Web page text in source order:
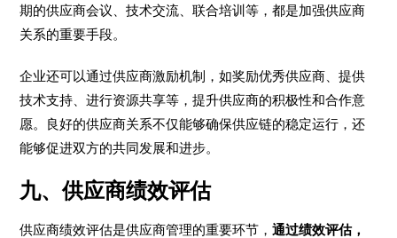
期的供应商会议、技术交流、联合培训等，都是加强供应商
关系的重要手段。
企业还可以通过供应商激励机制，如奖励优秀供应商、提供
技术支持、进行资源共享等，提升供应商的积极性和合作意
愿。良好的供应商关系不仅能够确保供应链的稳定运行，还
能够促进双方的共同发展和进步。
九、供应商绩效评估
供应商绩效评估是供应商管理的重要环节，通过绩效评估，